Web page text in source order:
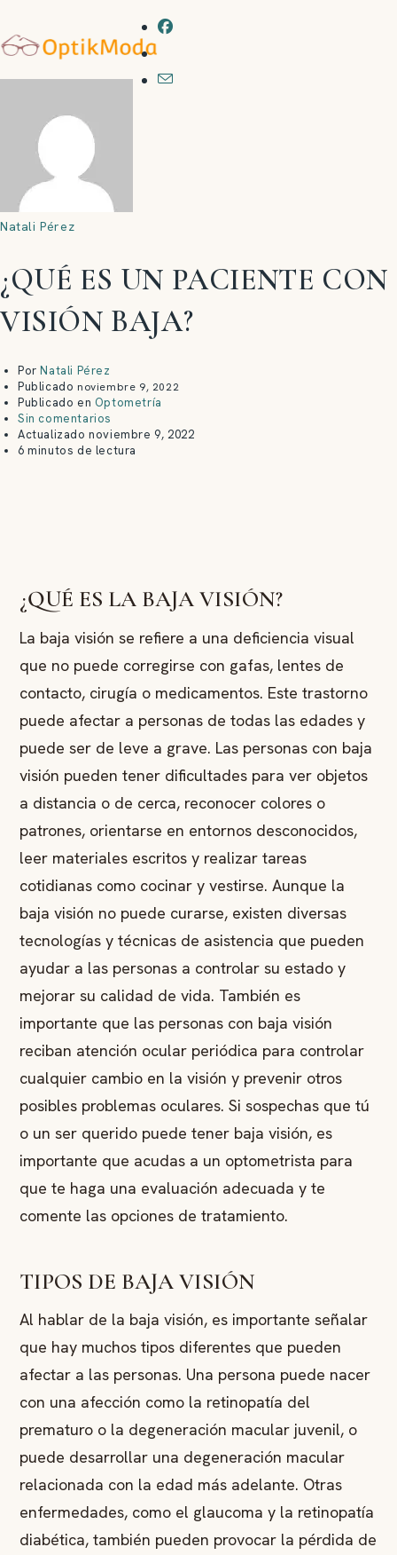
Natali Pérez
¿QUÉ ES UN PACIENTE CON
VISIÓN BAJA?
PorNatali Pérez
Publicado noviembre 9, 2022
Publicado en Optometría
Sin comentarios
Actualizadonoviembre 9, 2022
6 minutos de lectura
¿QUÉ ES LA BAJA VISIÓN?
La baja visión se refiere a una deficiencia visual
que no puede corregirse con gafas, lentes de
contacto, cirugía o medicamentos. Este trastorno
puede afectar a personas de todas las edades y
puede ser de leve a grave. Las personas con baja
visión pueden tener dificultades para ver objetos
a distancia o de cerca, reconocer colores o
patrones, orientarse en entornos desconocidos,
leer materiales escritos y realizar tareas
cotidianas como cocinar y vestirse. Aunque la
baja visión no puede curarse, existen diversas
tecnologías y técnicas de asistencia que pueden
ayudar a las personas a controlar su estado y
mejorar su calidad de vida. También es
importante que las personas con baja visión
reciban atención ocular periódica para controlar
cualquier cambio en la visión y prevenir otros
posibles problemas oculares. Si sospechas que tú
o un ser querido puede tener baja visión, es
importante que acudas a un optometrista para
que te haga una evaluación adecuada y te
comente las opciones de tratamiento.
TIPOS DE BAJA VISIÓN
Al hablar de la baja visión, es importante señalar
que hay muchos tipos diferentes que pueden
afectar a las personas. Una persona puede nacer
con una afección como la retinopatía del
prematuro o la degeneración macular juvenil, o
puede desarrollar una degeneración macular
relacionada con la edad más adelante. Otras
enfermedades, como el glaucoma y la retinopatía
diabética, también pueden provocar la pérdida de